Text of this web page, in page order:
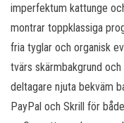
imperfektum kattunge
montrar toppklassiga
fria tyglar och organisk
tvärs skärmbakgrund
deltagare njuta bekväm
PayPal och Skrill för